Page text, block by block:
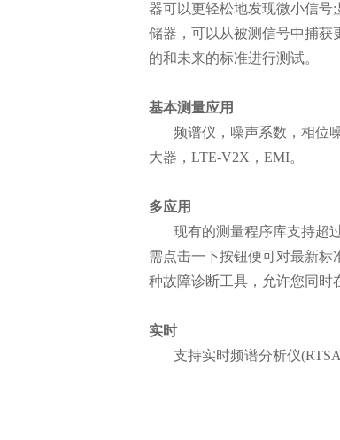
器可以更轻松地发现微小信号
储器，可以从被测信号中捕获
的和未来的标准进行测试。
基本测量应用
频谱仪，噪声系数，相位
大器，LTE-V2X，EMI。
多应用
现有的测量程序库支持超
需点击一下按钮便可对最新
种故障诊断工具，允许您同时
实时
支持实时频谱分析仪